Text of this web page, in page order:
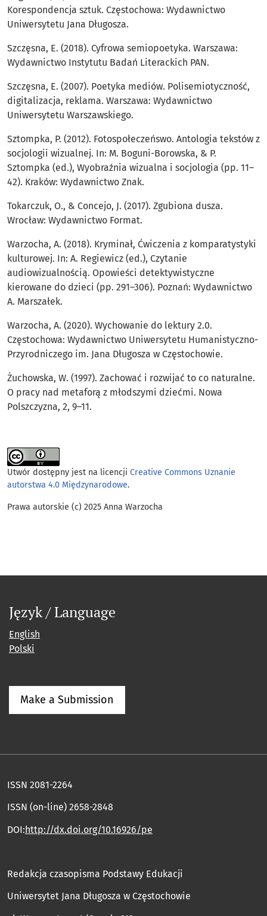
Korespondencja sztuk. Częstochowa: Wydawnictwo
Uniwersytetu Jana Długosza.
Szczęsna, E. (2018). Cyfrowa semiopoetyka. Warszawa:
Wydawnictwo Instytutu Badań Literackich PAN.
Szczęsna, E. (2007). Poetyka mediów. Polisemiotyczność,
digitalizacja, reklama. Warszawa: Wydawnictwo
Uniwersytetu Warszawskiego.
Sztompka, P. (2012). Fotospołeczeńswo. Antologia tekstów z
socjologii wizualnej. In: M. Boguni-Borowska, & P.
Sztompka (ed.), Wyobraźnia wizualna i socjologia (pp. 11–
42). Kraków: Wydawnictwo Znak.
Tokarczuk, O., & Concejo, J. (2017). Zgubiona dusza.
Wrocław: Wydawnictwo Format.
Warzocha, A. (2018). Kryminał, Ćwiczenia z komparatystyki
kulturowej. In: A. Regiewicz (ed.), Czytanie
audiowizualnością. Opowieści detektywistyczne
kierowane do dzieci (pp. 291–306). Poznań: Wydawnictwo
A. Marszałek.
Warzocha, A. (2020). Wychowanie do lektury 2.0.
Częstochowa: Wydawnictwo Uniwersytetu Humanistyczno-
Przyrodniczego im. Jana Długosza w Częstochowie.
Żuchowska, W. (1997). Zachować i rozwijać to co naturalne.
O pracy nad metaforą z młodszymi dziećmi. Nowa
Polszczyzna, 2, 9–11.
Utwór dostępny jest na licencji Creative Commons Uznanie
autorstwa 4.0 Międzynarodowe.
Prawa autorskie (c) 2025 Anna Warzocha
Język / Language
English
Polski
Make a Submission
ISSN 2081-2264
ISSN (on-line) 2658-2848
DOI:http://dx.doi.org/10.16926/pe
Redakcja czasopisma Podstawy Edukacji
Uniwersytet Jana Długosza w Częstochowie